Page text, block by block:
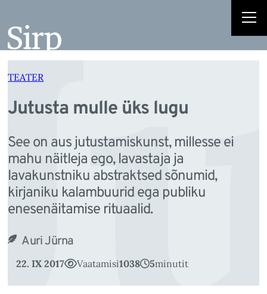
juurde
TEATER
Jutusta mulle üks lugu
See on aus jutustamiskunst, millesse ei
mahu näitleja ego, lavastaja ja
lavakunstniku abstraktsed sõnumid,
kirjaniku kalambuurid ega publiku
enesenäitamise rituaalid.
Auri Jürna
22. IX 2017 Vaatamisi1038 5minutit